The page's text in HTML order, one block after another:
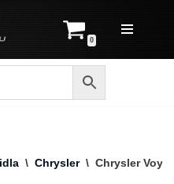
0
\ Chrysler \ Chrysler